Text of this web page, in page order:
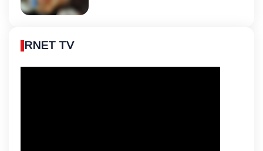
RNET TV